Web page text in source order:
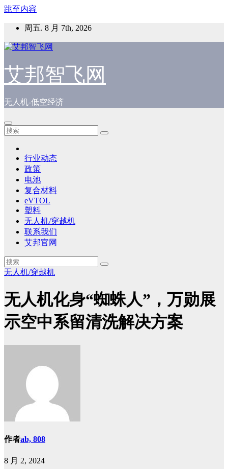
跳至内容
周五. 8 月 7th, 2026
艾邦智飞网
无人机-低空经济
行业动态
政策
电池
复合材料
eVTOL
塑料
无人机/穿越机
联系我们
艾邦官网
无人机/穿越机
无人机化身“蜘蛛人”，万勋展
示空中系留清洗解决方案
作者ab, 808
8 月 2, 2024